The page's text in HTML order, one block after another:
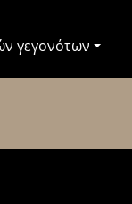
γεγονότων